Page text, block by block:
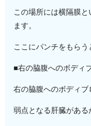
この場所には横隔膜
ます。
ここにパンチをもらう
■右の脇腹へのボディ
右の脇腹へのボディブ
弱点となる肝臓がある